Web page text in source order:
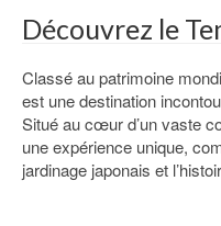
Découvrez le
Classé au patrimoine
est une destination
Situé au cœur d’un vaste
une expérience unique,
jardinage japonais et